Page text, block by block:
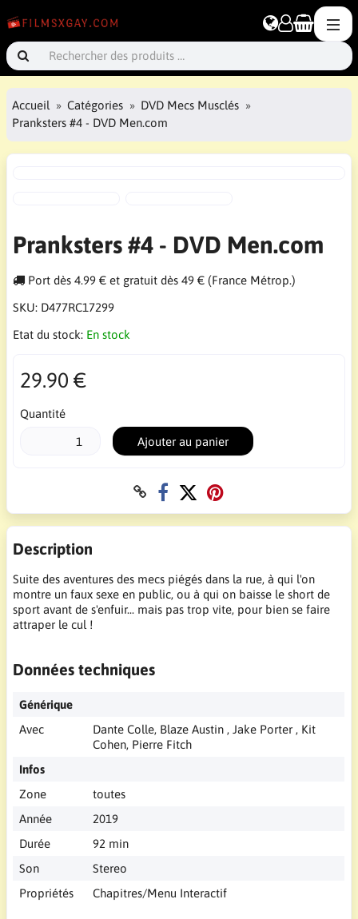
Accueil Catégories
DVD Mecs Musclés
Pranksters #4 - DVD Men.com
Pranksters #4 - DVD Men.com
Port dès 4.99 € et gratuit dès 49 € (France Métrop.)
SKU: D477RC17299
Etat du stock: En stock
29.90 €
Quantité
Ajouter au panier
Description
Suite des aventures des mecs piégés dans la rue, à qui l'on
montre un faux sexe en public, ou à qui on baisse le short de
sport avant de s'enfuir... mais pas trop vite, pour bien se faire
attraper le cul !
Données techniques
Générique
Avec
Dante Colle, Blaze Austin , Jake Porter , Kit
Cohen, Pierre Fitch
Infos
Zone
toutes
Année
2019
Durée
92 min
Son
Stereo
Propriétés
Chapitres/Menu Interactif